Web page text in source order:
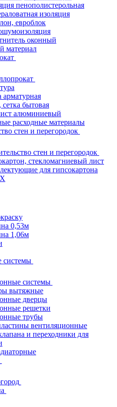
пенополистерольная
изоляция
евроблок
оконный
материал
арматурная
бытовая
алюминиевый
расходные материалы
стен и перегородок
стен и перегородок
стекломагниевый лист
для гипсокартона
0,53м
1,06м
системы
системы
вытяжные
дверцы
решетки
трубы
вентиляционные
и переходники для